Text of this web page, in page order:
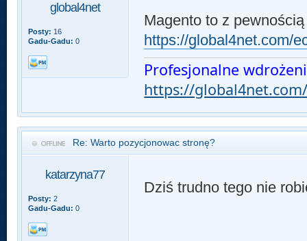
global4net
Posty: 16
Gadu-Gadu: 0
Magento to z
https://global4net.com/
Profesjonalne
https://
Re: Warto pozycjonowac stronę?
katarzyna77
Posty: 2
Gadu-Gadu: 0
Dziś trudno tego nie